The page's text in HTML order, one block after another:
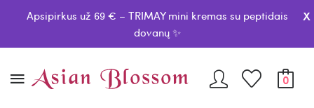
Apsipirkus už 69 € – TRIMAY mini kremas su peptidais
dovanų ✨
x
0